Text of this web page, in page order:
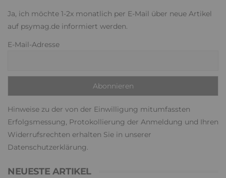
Ja, ich möchte 1-2x monatlich per E-Mail über neue Artikel
auf psymag.de informiert werden.
E-Mail-Adresse
Hinweise zu der von der Einwilligung mitumfassten
Erfolgsmessung, Protokollierung der Anmeldung und Ihren
Widerrufsrechten erhalten Sie in unserer
Datenschutzerklärung.
NEUESTE ARTIKEL